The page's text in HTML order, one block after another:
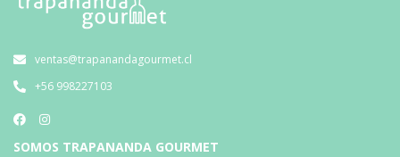
ventas@trapanandagourmet.cl
+56 998227103
SOMOS TRAPANANDA GOURMET